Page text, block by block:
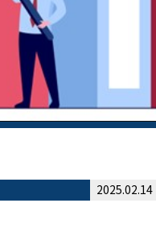
2025.02.14